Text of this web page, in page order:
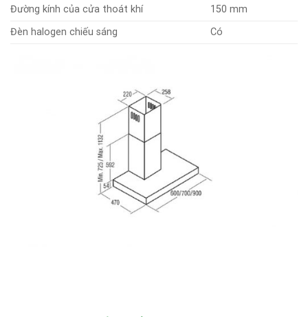
Đường kính của cửa thoát khí
150 mm
Đèn halogen chiếu sáng
Có